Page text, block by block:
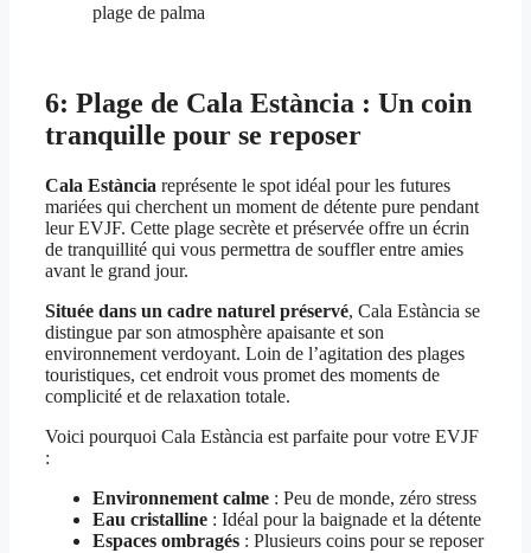
plage de palma
6: Plage de Cala Estància : Un coin
tranquille pour se reposer
Cala Estància représente le spot idéal pour les futures
mariées qui cherchent un moment de détente pure pendant
leur EVJF. Cette plage secrète et préservée offre un écrin
de tranquillité qui vous permettra de souffler entre amies
avant le grand jour.
Située dans un cadre naturel préservé, Cala Estància se
distingue par son atmosphère apaisante et son
environnement verdoyant. Loin de l’agitation des plages
touristiques, cet endroit vous promet des moments de
complicité et de relaxation totale.
Voici pourquoi Cala Estància est parfaite pour votre EVJF
:
Environnement calme : Peu de monde, zéro stress
Eau cristalline : Idéal pour la baignade et la détente
Espaces ombragés : Plusieurs coins pour se reposer